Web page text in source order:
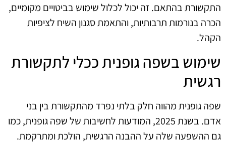
התקשורת בהתאם. זה יכול לכלול שימוש בביטויים מקומיים,
הכרה בנורמות תרבותיות, והתאמת סגנון השיח לציפיות
הקהל.
שימוש בשפה גופנית ככלי לתקשורת
רגשית
שפה גופנית מהווה חלק בלתי נפרד מהתקשורת בין בני
אדם. בשנת 2025, המודעות לחשיבות של שפה גופנית, כמו
גם ההשפעה שלה על ההבנה הרגשית, הולכת ומתרקמת.